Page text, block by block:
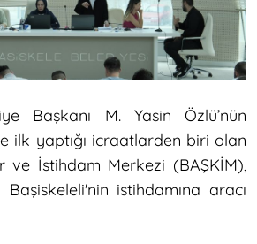
Başkanı M. Yasin Özlü’nün
ilk yaptığı icraatlarden biri olan
ve İstihdam Merkezi (BAŞKİM),
Başiskeleli'nin istihdamına aracı